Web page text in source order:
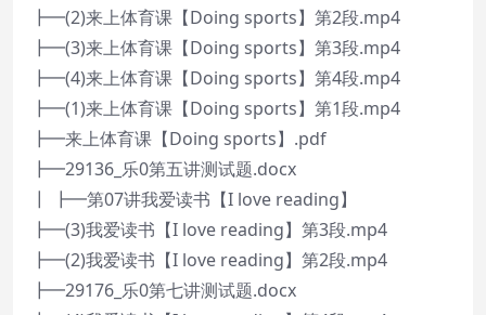
┣━(2)来上体育课【Doing sports】第2段.mp4
┣━(3)来上体育课【Doing sports】第3段.mp4
┣━(4)来上体育课【Doing sports】第4段.mp4
┣━(1)来上体育课【Doing sports】第1段.mp4
┣━来上体育课【Doing sports】.pdf
┣━29136_乐0第五讲测试题.docx
┃ ┣━第07讲我爱读书【I love reading】
┣━(3)我爱读书【I love reading】第3段.mp4
┣━(2)我爱读书【I love reading】第2段.mp4
┣━29176_乐0第七讲测试题.docx